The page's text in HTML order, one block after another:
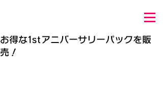
お得な1stアニバーサリーパックを販
売！